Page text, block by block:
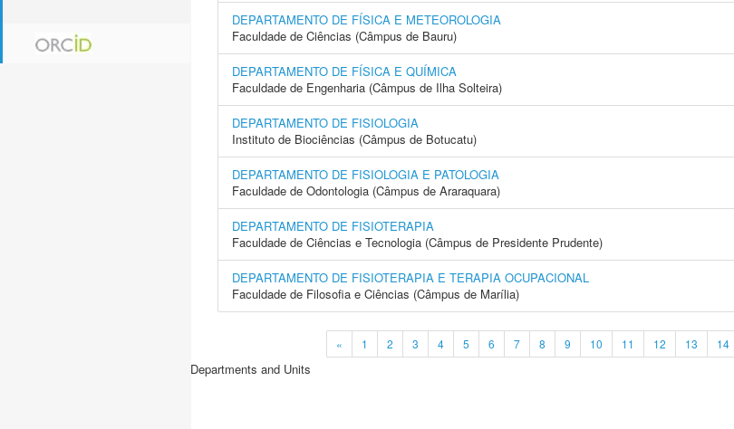
DEPARTAMENTO DE FÍSICA E METEOROLOGIA
Faculdade de Ciências (Câmpus de Bauru)
DEPARTAMENTO DE FÍSICA E QUÍMICA
Faculdade de Engenharia (Câmpus de Ilha Solteira)
DEPARTAMENTO DE FISIOLOGIA
Instituto de Biociências (Câmpus de Botucatu)
DEPARTAMENTO DE FISIOLOGIA E PATOLOGIA
Faculdade de Odontologia (Câmpus de Araraquara)
DEPARTAMENTO DE FISIOTERAPIA
Faculdade de Ciências e Tecnologia (Câmpus de Presidente Prudente)
DEPARTAMENTO DE FISIOTERAPIA E TERAPIA OCUPACIONAL
Faculdade de Filosofia e Ciências (Câmpus de Marília)
« 1 2 3 4 5 6 7 8 9 10 11 12 13 14
Departments and Units